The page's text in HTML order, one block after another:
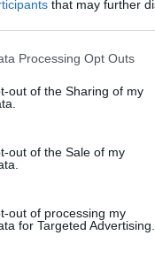
that may further
Processing Opt Outs
out of the Sharing of my
out of the Sale of my
out of processing my
for Targeted Advertising.
furnizime
Videoja e